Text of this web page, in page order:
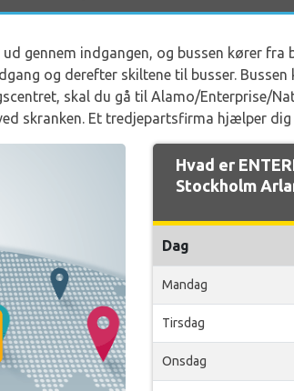
gennem indgangen, og bussen kører
og derefter skiltene til busser.
skal du gå til Alamo/Enterprise/
skranken. Et tredjepartsfirma hjælper
Hvad er
Stockholm
Dag
Mandag
Tirsdag
Onsdag